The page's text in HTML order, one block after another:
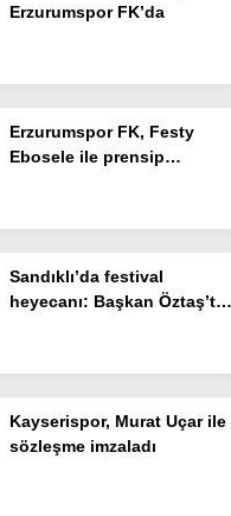
Erzurumspor FK’da
Erzurumspor FK, Festy
Ebosele ile prensip
Sandıklı’da festival
heyecanı: Başkan Öztaş’tan
Kayserispor, Murat Uçar ile
sözleşme imzaladı